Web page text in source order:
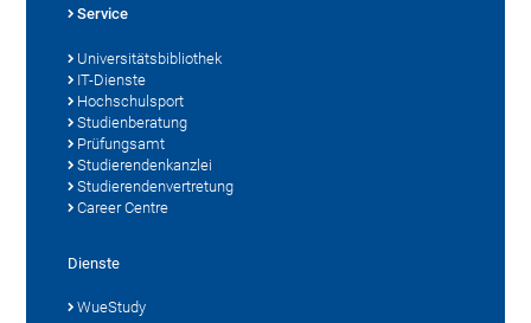
Service
Universitätsbibliothek
IT-Dienste
Hochschulsport
Studienberatung
Prüfungsamt
Studierendenkanzlei
Studierendenvertretung
Career Centre
Dienste
WueStudy